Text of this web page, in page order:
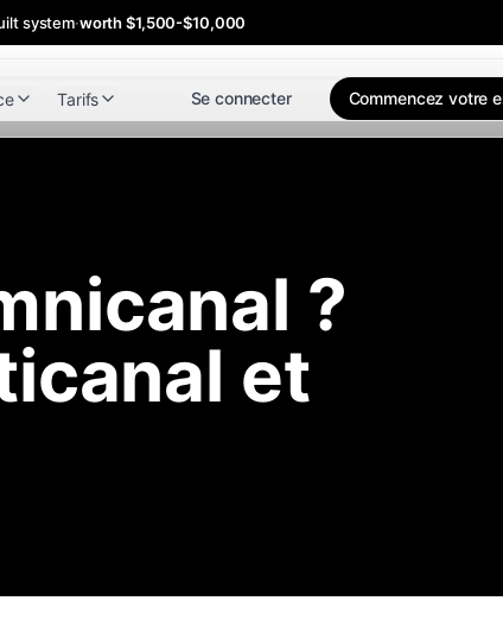
system·worth $1,500-$10,000
Tarifs Se connecter Commencez votre
?
et